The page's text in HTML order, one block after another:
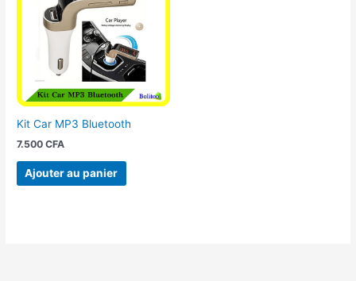
Kit Car MP3 Bluetooth
7.500CFA
Ajouter au panier